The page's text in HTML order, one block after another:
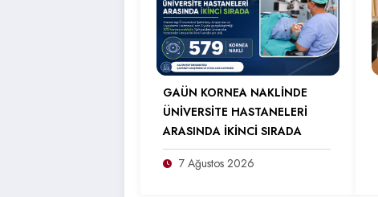
GAÜN KORNEA NAKLİNDE
ÜNİVERSİTE HASTANELERİ
ARASINDA İKİNCİ SIRADA
7 Ağustos 2026